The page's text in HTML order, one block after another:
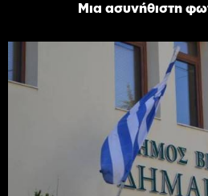
Μια ασυνήθιστη